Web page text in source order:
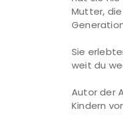
Mutter,
Sie
weit du
Autor der
Kindern